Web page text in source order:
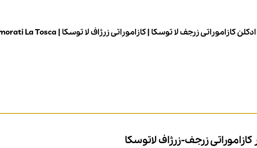
ادکلن کازاموراتی زرجف لا توسکا |کازاموراتی زرژاف لا توسکا |
La Tosca
زرجف-زرژاف لاتوسکا